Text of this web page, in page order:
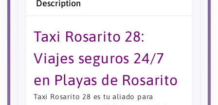
Description
Taxi Rosarito 28:
Viajes seguros 24/7
en Playas de Rosarito
Taxi Rosarito 28 es tu aliado para